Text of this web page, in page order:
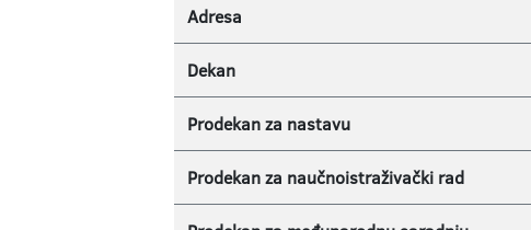
Adresa
Dekan
Prodekan za nastavu
Prodekan za naučnoistraživački rad